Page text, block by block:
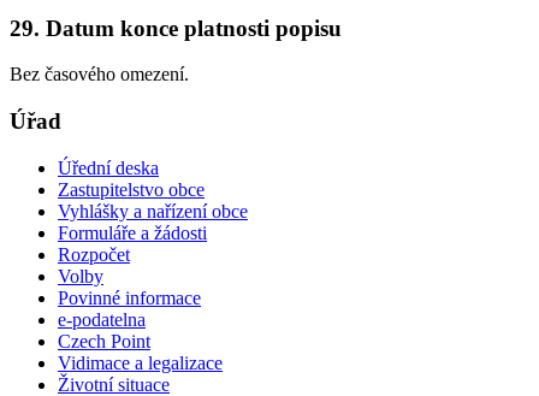
29. Datum konce platnosti popisu
Bez časového omezení.
Úřad
Úřední deska
Zastupitelstvo obce
Vyhlášky a nařízení obce
Formuláře a žádosti
Rozpočet
Volby
Povinné informace
e-podatelna
Czech Point
Vidimace a legalizace
Životní situace